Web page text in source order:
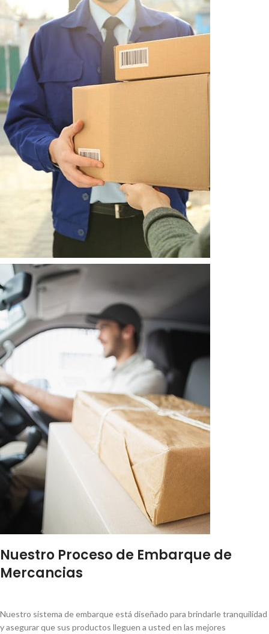
Nuestro Proceso de Embarque de
Mercancias
Nuestro sistema de embarque está diseñado para brindarle tranquilidad
y asegurar que sus productos lleguen a usted en las mejores